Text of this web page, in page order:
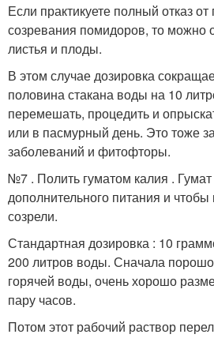
Если практикуете полный отказ
созревания помидоров, то можно
листья и плоды.
В этом случае дозировка
половина стакана воды на 10
перемешать, процедить и
или в пасмурный день. Это тоже
заболеваний и фитофторы.
№7 . Полить гуматом калия .
дополнительного питания и
созрели.
Стандартная дозировка : 10
200 литров воды. Сначала
горячей воды, очень хорошо
пару часов.
Потом этот рабочий раствор